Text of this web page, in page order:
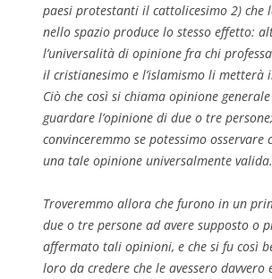
paesi protestanti il cattolicesimo 2) che
nello spazio produce lo stesso effetto:
l’universalità di opinione fra chi
il cristianesimo e l’islamismo li metterà
Ciò che così si chiama opinione
guardare l’opinione di due o tre
convinceremmo se potessimo osservare
una tale opinione universalmente valida.
Troveremmo allora che furono in un
due o tre persone ad avere supposto o
affermato tali opinioni, e che si fu così
loro da credere che le avessero davvero